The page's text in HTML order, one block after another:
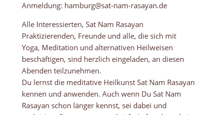
Anmeldung: hamburg@sat-nam-rasayan.de
Alle Interessierten, Sat Nam Rasayan
Praktizierenden, Freunde und alle, die sich mit
Yoga, Meditation und alternativen Heilweisen
beschäftigen, sind herzlich eingeladen, an diesen
Abenden teilzunehmen.
Du lernst die meditative Heilkunst Sat Nam Rasayan
kennen und anwenden. Auch wenn Du Sat Nam
Rasayan schon länger kennst, sei dabei und